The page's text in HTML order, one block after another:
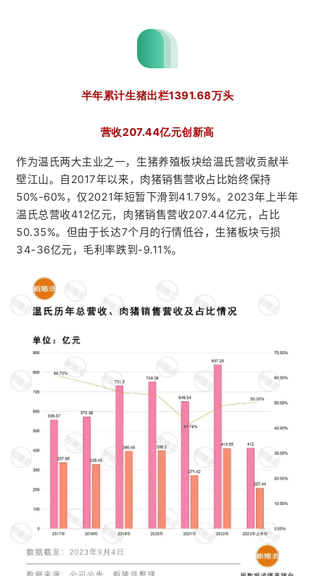
半年累计生猪出栏1391.68万头
营收207.44亿元创新高
作为温氏两大主业之一，生猪养殖板块给温氏营收贡献半
壁江山。自 2017年以来，肉猪销售营收占比始终保持
50%-60% ，仅2021年短暂下滑到 41.79%。 2023年上半年
温氏总营收412亿元，肉猪销售营收207.44亿元，占比
50.35%。但由于长达7个月的行情低谷，生猪板块亏损
34-36亿元，毛利率跌到 -9.11%。